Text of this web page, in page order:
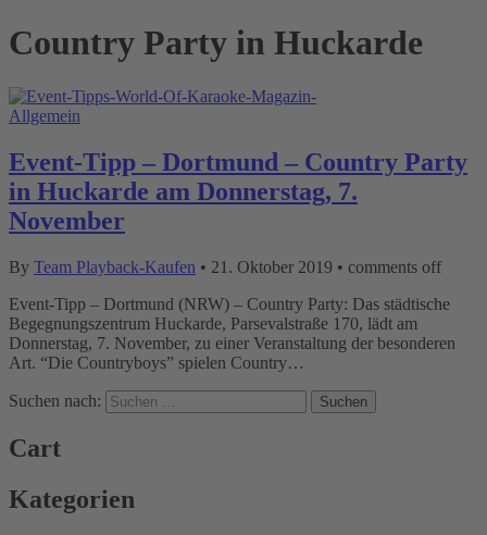
Country Party in Huckarde
Allgemein
Event-Tipp – Dortmund – Country Party
in Huckarde am Donnerstag, 7.
November
By Team Playback-Kaufen • 21. Oktober 2019 • comments off
Event-Tipp – Dortmund (NRW) – Country Party: Das städtische
Begegnungszentrum Huckarde, Parsevalstraße 170, lädt am
Donnerstag, 7. November, zu einer Veranstaltung der besonderen
Art. “Die Countryboys” spielen Country…
Suchen nach:
Cart
Kategorien